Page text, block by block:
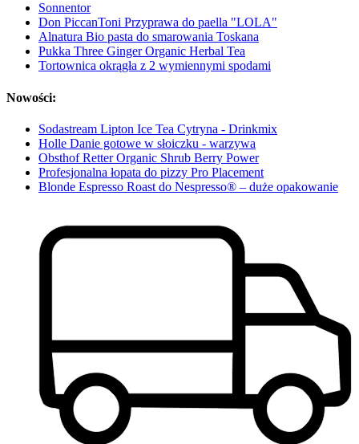
Sonnentor
Don PiccanToni Przyprawa do paella "LOLA"
Alnatura Bio pasta do smarowania Toskana
Pukka Three Ginger Organic Herbal Tea
Tortownica okrągła z 2 wymiennymi spodami
Nowości:
Sodastream Lipton Ice Tea Cytryna - Drinkmix
Holle Danie gotowe w słoiczku - warzywa
Obsthof Retter Organic Shrub Berry Power
Profesjonalna łopata do pizzy Pro Placement
Blonde Espresso Roast do Nespresso® – duże opakowanie